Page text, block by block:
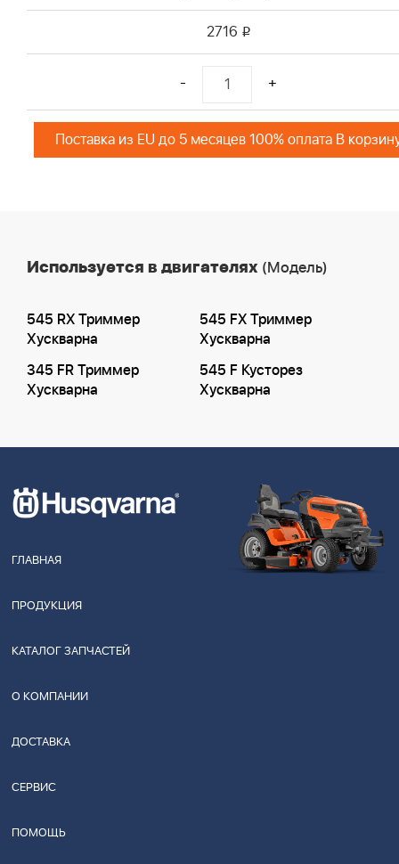
2716 i
- +
Поставка из EU до 5 месяцев 100% оплата В
Используется в двигателях (Модель)
545 RX Триммер
Хускварна
545 FX Триммер
Хускварна
345 FR Триммер
Хускварна
545 F Кусторез
Хускварна
ГЛАВНАЯ
ПРОДУКЦИЯ
КАТАЛОГ ЗАПЧАСТЕЙ
О КОМПАНИИ
ДОСТАВКА
СЕРВИС
ПОМОЩЬ